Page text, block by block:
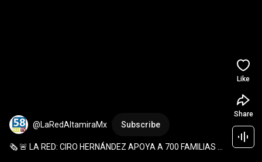
@LaRedAltamiraMx Subscribe
🗞️ 🚨 LA RED: CIRO HERNÁNDEZ APOYA A 700 FAMILIAS
Like
Share